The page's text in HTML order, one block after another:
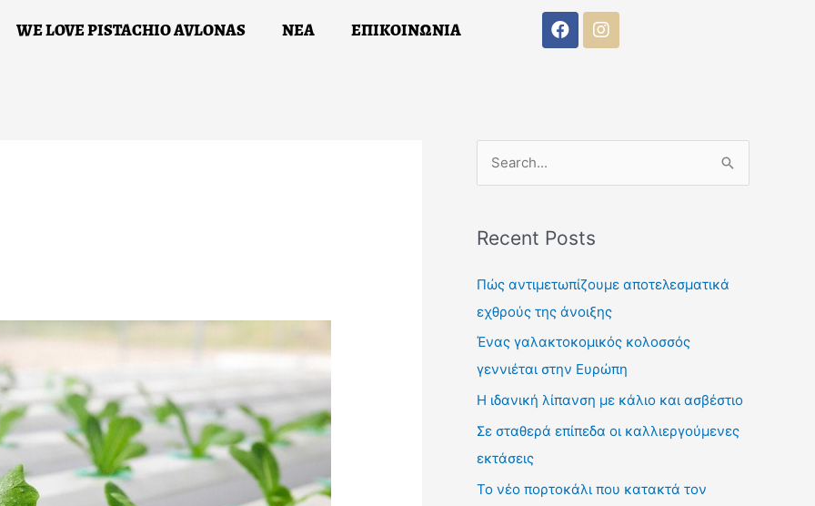
WE LOVE PISTACHIO AVLONAS ΝΕΑ ΕΠΙΚΟΙΝΩΝΙΑ
F
a
k
I
n
a
ΕΠΙΚΟΙΝΩΝΙΑ
a
b
n
a
rRecent Posts
Πώς αντιμετωπίζουμε αποτελεσματικά
εχθρούς της άνοιξης
Ένας γαλακτοκομικός κολοσσός
γεννιέται στην Ευρώπη
Η ιδανική λίπανση με κάλιο και ασβέστιο
Σε σταθερά επίπεδα οι καλλιεργούμενες
εκτάσεις
Το νέο πορτοκάλι που κατακτά τον